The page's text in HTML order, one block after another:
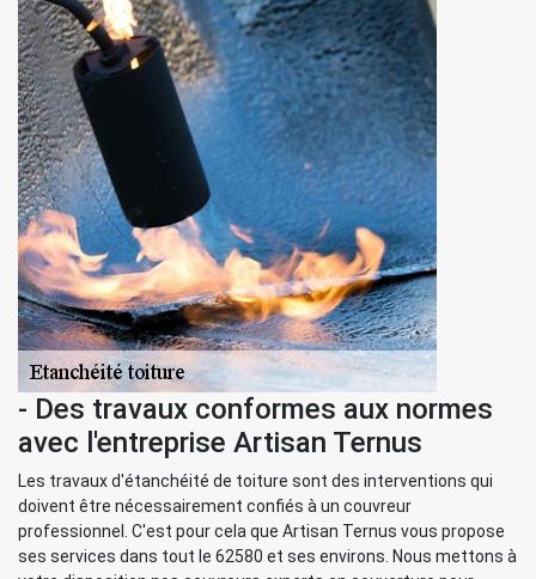
- Des travaux conformes aux normes
avec l'entreprise Artisan Ternus
Les travaux d'étanchéité de toiture sont des interventions qui
doivent être nécessairement confiés à un couvreur
professionnel. C'est pour cela que Artisan Ternus vous propose
ses services dans tout le 62580 et ses environs. Nous mettons à